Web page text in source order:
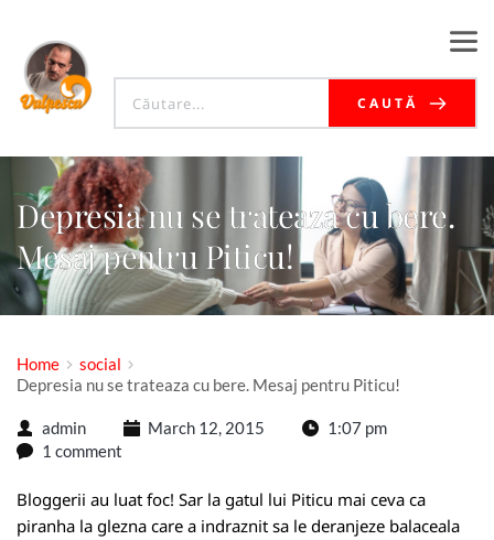
CAUTĂ
Depresia nu se trateaza cu bere.
Mesaj pentru Piticu!
Home
social
Depresia nu se trateaza cu bere. Mesaj pentru Piticu!
admin March 12, 2015
1:07 pm
1 comment
Bloggerii au luat foc! Sar la gatul lui Piticu mai ceva ca
piranha la glezna care a indraznit sa le deranjeze balaceala